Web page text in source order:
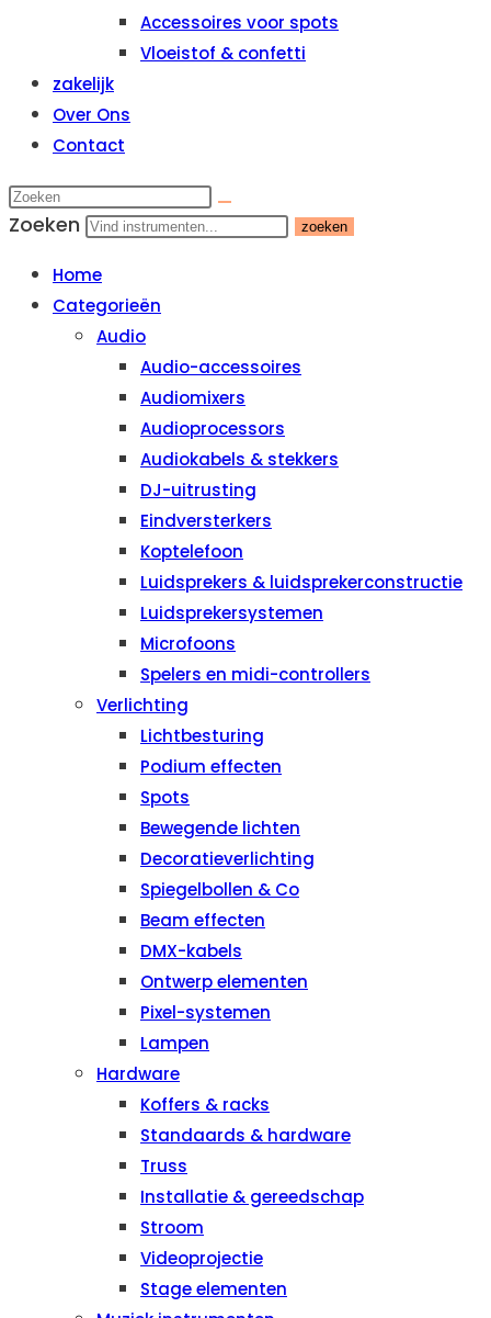
Accessoires voor spots
Vloeistof & confetti
zakelijk
Over Ons
Contact
Zoeken zoeken
Home
Categorieën
Audio
Audio-accessoires
Audiomixers
Audioprocessors
Audiokabels & stekkers
DJ-uitrusting
Eindversterkers
Koptelefoon
Luidsprekers & luidsprekerconstructie
Luidsprekersystemen
Microfoons
Spelers en midi-controllers
Verlichting
Lichtbesturing
Podium effecten
Spots
Bewegende lichten
Decoratieverlichting
Spiegelbollen & Co
Beam effecten
DMX-kabels
Ontwerp elementen
Pixel-systemen
Lampen
Hardware
Koffers & racks
Standaards & hardware
Truss
Installatie & gereedschap
Stroom
Videoprojectie
Stage elementen